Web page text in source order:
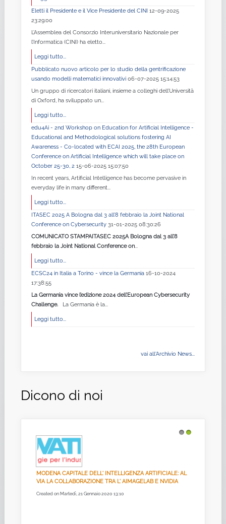
Eletti il Presidente e il Vice Presidente del CINI 12-09-2025
23:29:00
L’Assemblea del Consorzio Interuniversitario Nazionale per
l’Informatica (CINI) ha eletto...
Leggi tutto...
Pubblicato nuovo articolo per lo studio della gentrificazione
usando modelli matematici innovativi 06-07-2025 15:14:53
Un gruppo di ricercatori italiani, insieme a colleghi dell’Università
di Oxford, ha sviluppato un...
Leggi tutto...
edu4Ai - 2nd Workshop on Education for Artificial Intelligence -
Educational and Methodological solutions fostering AI
Awareness - Co-located with ECAI 2025, the 28th European
Conference on Artificial Intelligence which will take place on
October 25-30, 2 15-06-2025 15:07:50
In recent years, Artificial Intelligence has become pervasive in
everyday life in many different...
Leggi tutto...
ITASEC 2025 A Bologna dal 3 all’8 febbraio la Joint National
Conference on Cybersecurity 31-01-2025 08:30:26
COMUNICATO STAMPAITASEC 2025A Bologna dal 3 all’8
febbraio la Joint National Conference on...
Leggi tutto...
ECSC24 in Italia a Torino - vince la Germania 16-10-2024
17:38:55
La Germania vince l’edizione 2024 dell’European Cybersecurity
Challenge.
La Germania è la...
Leggi tutto...
vai all'Archivio News...
Dicono di noi
MODENA CAPITALE DELL' INTELLIGENZA ARTIFICIALE: AL
VIA LA COLLABORAZIONE TRA L' AIMAGELAB E NVIDIA
Created on Martedì, 21 Gennaio 2020 13:10